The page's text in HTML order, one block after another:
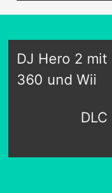
DJ Hero 2 mit
360 und Wii